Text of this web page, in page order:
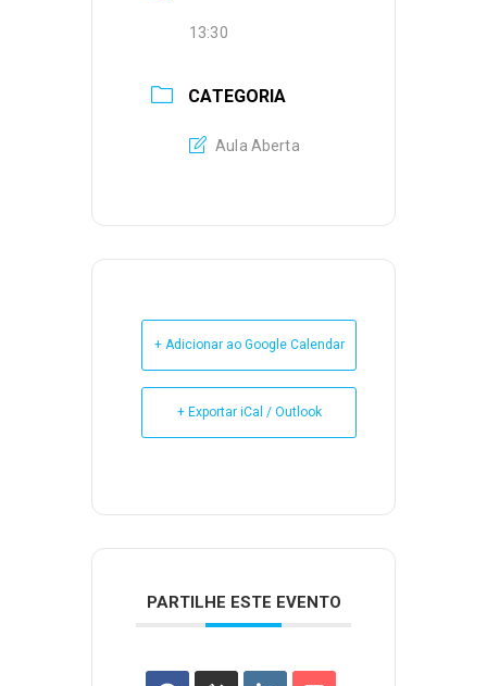
13:30
CATEGORIA
Aula Aberta
+ Adicionar ao Google Calendar
+ Exportar iCal / Outlook
PARTILHE ESTE EVENTO